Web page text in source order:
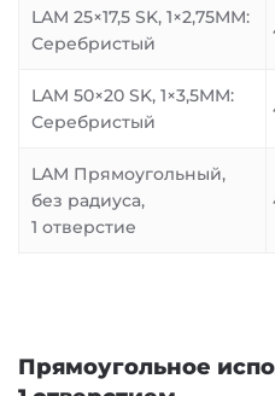
LAM 25×17,5 SK, 1×2,75MM:
Серебристый
LAM 50×20 SK, 1×3,5MM:
Серебристый
LAM Прямоугольный,
без радиуса,
1 отверстие
Прямоугольное